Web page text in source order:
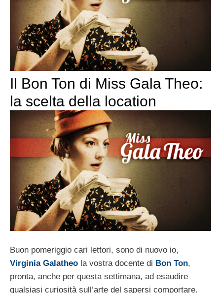
Il Bon Ton di Miss Gala Theo:
la scelta della location
Buon pomeriggio cari lettori, sono di nuovo io,
Virginia Galatheo la vostra docente di Bon Ton,
pronta, anche per questa settimana, ad esaudire
qualsiasi curiosità sull’arte del sapersi comportare.